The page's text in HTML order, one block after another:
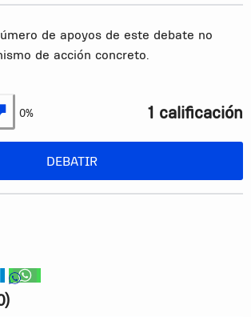
de apoyos de este debate no
de acción concreto.
estoy de acuerdo
0% 1 calificación
DEBATIR
whatsapp